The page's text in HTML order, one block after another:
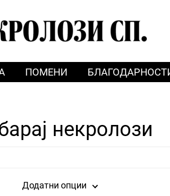
ПОМЕНИ
некролози
Додатни опции